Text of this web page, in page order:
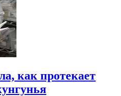
как протекает